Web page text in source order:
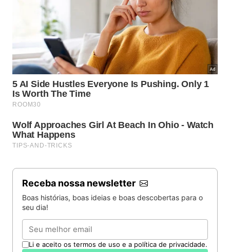
Receba nossa newsletter
Boas histórias, boas ideias e boas descobertas para o
seu dia!
Email
Li e aceito os termos de uso e a política de privacidade.